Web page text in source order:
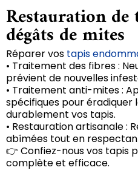
Restauration de
dégâts de mites
Réparer vos tapis
• Traitement des fibres :
prévient de nouvelles
• Traitement anti-mites :
spécifiques pour
durablement vos tapis.
• Restauration artisanale :
abîmées tout en
👉 Confiez-nous vos tapis
complète et efficace.